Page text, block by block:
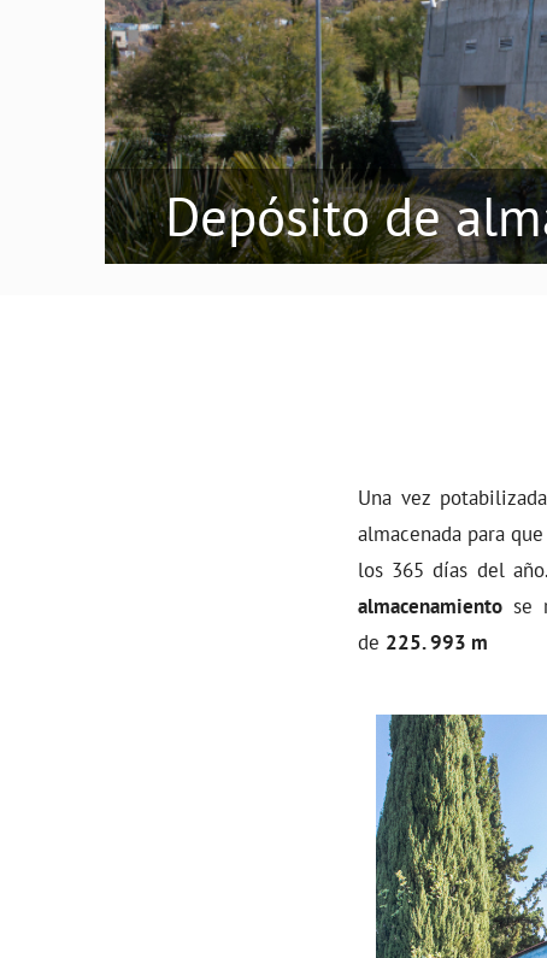
Depósito de
Una vez
almacenada para
los 365 días del
almacenamiento se
de 225. 993 m